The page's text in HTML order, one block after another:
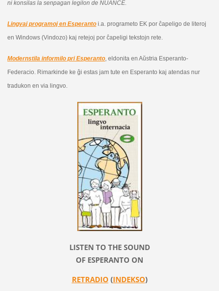
ni konsilas la senpagan legilon de NUANCE.
Lingvaj programoj en Esperantoi.a. programeto EK por ĉapeligo de literoj
en Windows (Vindozo) kaj retejoj por ĉapeligi tekstojn rete.
Modernstila informilo pri Esperanto, eldonita en Aŭstria Esperanto-
Federacio. Rimarkinde ke ĝi estas jam tute en Esperanto kaj atendas nur
tradukon en via lingvo.
LISTEN TO THE SOUND
OF ESPERANTO ON
RETRADIO (INDEKSO)